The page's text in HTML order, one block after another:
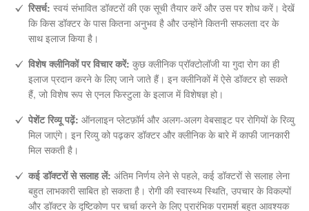
रिसर्च: स्वयं संभावित डॉक्टरों की एक सूची तैयार करें और उस पर शोध करें। देखें
कि किस डॉक्टर के पास कितना अनुभव है और उन्होंने कितनी सफलता दर के
साथ इलाज किया है।
विशेष क्लीनिकों पर विचार करें: कुछ क्लीनिक प्रॉक्टोलॉजी या गुदा रोग का ही
इलाज प्रदान करने के लिए जाने जाते हैं। इन क्लीनिकों में ऐसे डॉक्टर हो सकते
हैं, जो विशेष रूप से एनल फिस्टुला के इलाज में विशेषज्ञ हो।
पेशेंट रिव्यू पढ़ें: ऑनलाइन प्लेटफ़ॉर्म और अलग-अलग वेबसाइट पर रोगियों के रिव्यु
मिल जाएंगे। इन रिव्यु को पढ़कर डॉक्टर और क्लीनिक के बारे में काफी जानकारी
मिल सकती है।
कई डॉक्टरों से सलाह लें: अंतिम निर्णय लेने से पहले, कई डॉक्टरों से सलाह लेना
बहुत लाभकारी साबित हो सकता है। रोगी की स्वास्थ्य स्थिति, उपचार के विकल्पों
और डॉक्टर के दृष्टिकोण पर चर्चा करने के लिए प्रारंभिक परामर्श बहुत आवश्यक